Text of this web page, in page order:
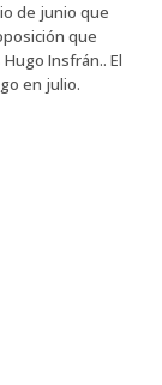
de junio que
que
Insfrán.. El
en julio.